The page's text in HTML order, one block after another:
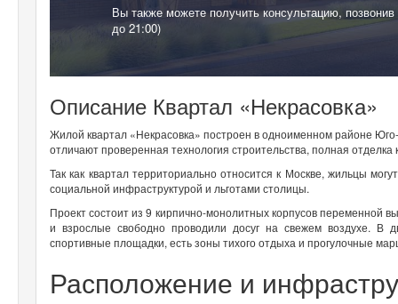
Вы также можете получить консультацию,
до 21:00)
Описание Квартал «Некрасовка»
Жилой квартал «Некрасовка» построен в одноименном районе
отличают проверенная технология строительства, полная
Так как квартал территориально относится к Москве, жильцы
социальной инфраструктурой и льготами столицы.
Проект состоит из 9 кирпично-монолитных корпусов переменной
и взрослые свободно проводили досуг на свежем воздухе.
спортивные площадки, есть зоны тихого отдыха и прогулочные
Расположение и